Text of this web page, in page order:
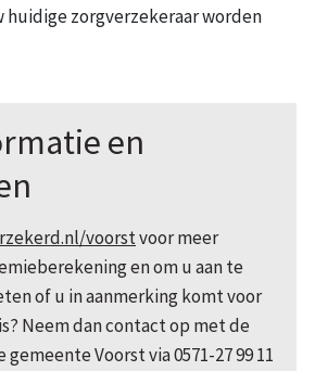
huidige zorgverzekeraar worden
en
voorstvoor meer
en om u aan te
of u in aanmerking komt voor
Neem dan contact op met de
Voorst via 0571-27 99 11